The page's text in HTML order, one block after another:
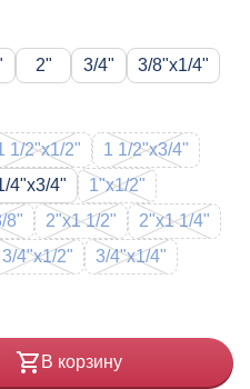
2" 3/4" 3/8"x1/4"
1/2"x1/2"
1 1/2"x3/4"
4"x3/4"
1"x1/2"
8" 2"x1 1/2"
2"x1 1/4"
3/4"x1/2"
3/4"x1/4"
В корзину